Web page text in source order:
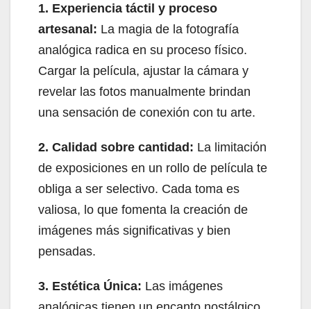
1. Experiencia táctil y proceso
artesanal: La magia de la fotografía
analógica radica en su proceso físico.
Cargar la película, ajustar la cámara y
revelar las fotos manualmente brindan
una sensación de conexión con tu arte.
2. Calidad sobre cantidad: La limitación
de exposiciones en un rollo de película te
obliga a ser selectivo. Cada toma es
valiosa, lo que fomenta la creación de
imágenes más significativas y bien
pensadas.
3. Estética Única: Las imágenes